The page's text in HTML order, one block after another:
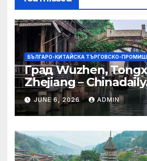
БЪЛГАРО-КИТАЙСКА ТЪРГОВСКО-
Град Wuzhen,
Zhejiang –
JUNE 6, 2026 ADMIN